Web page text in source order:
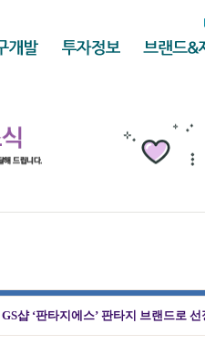
샵 ‘판타지에스’ 판타지 브랜드로